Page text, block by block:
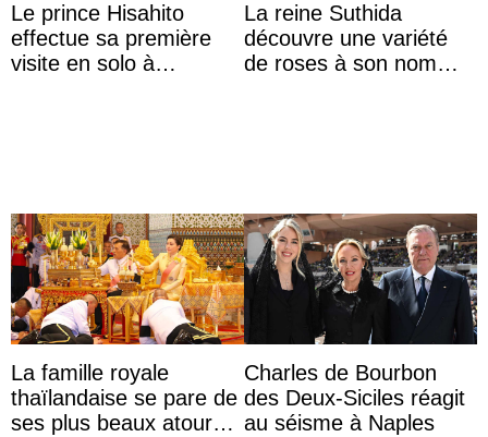
Le prince Hisahito
effectue sa première
visite en solo à
La reine Suthida
découvre une variété
de roses à son nom
La famille royale
thaïlandaise se pare de
ses plus beaux atours
Charles de Bourbon
des Deux-Siciles réagit
au séisme à Naples